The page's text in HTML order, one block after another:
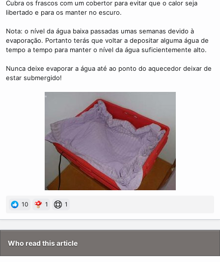
Cubra os frascos com um cobertor para evitar que o calor seja
libertado e para os manter no escuro.
Nota: o nível da água baixa passadas umas semanas devido à
evaporação. Portanto terás que voltar a depositar alguma água de
tempo a tempo para manter o nível da água suficientemente alto.
Nunca deixe evaporar a água até ao ponto do aquecedor deixar de
estar submergido!
10 1 1
Who read this article